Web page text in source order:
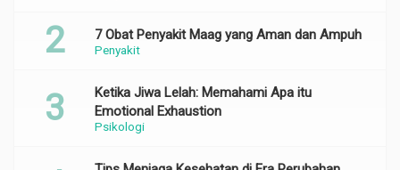
Penyakit
7 Obat Penyakit Maag yang Aman dan Ampuh
Psikologi
Ketika Jiwa Lelah: Memahami Apa itu
Emotional Exhaustion